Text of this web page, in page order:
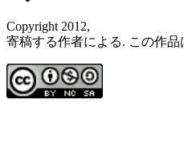
Copyright 2012,
寄稿する作者による. この作